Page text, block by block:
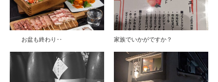
お盆も終わり‥ 家族でいかがですか？